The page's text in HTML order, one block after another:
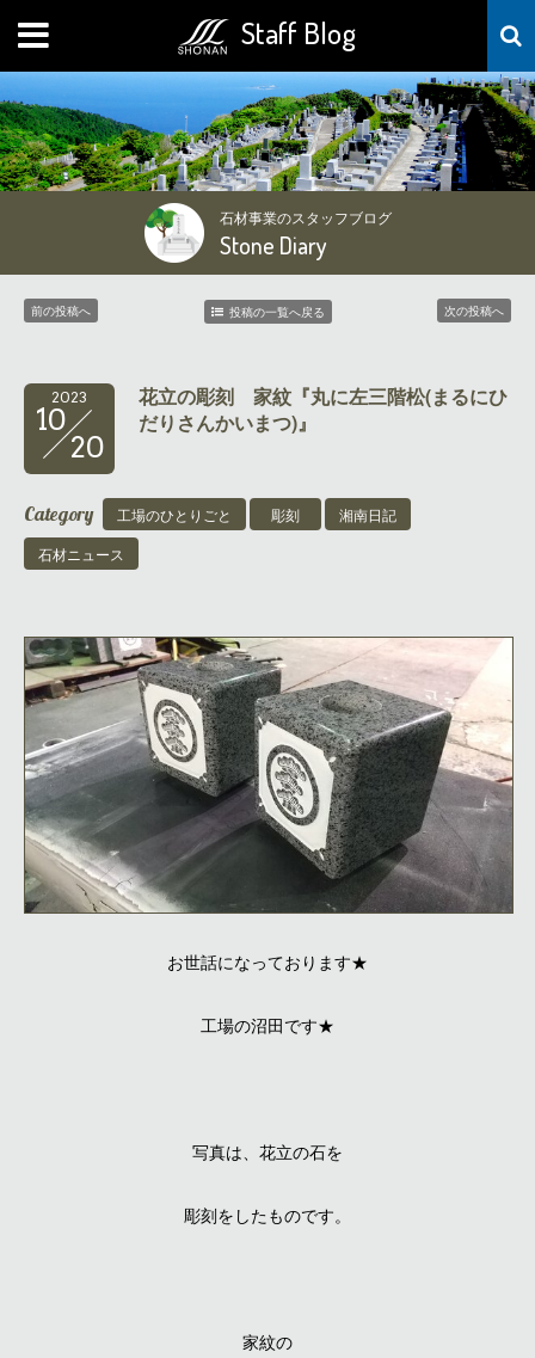
Staff Blog
MENU
石材事業のスタッフブログ
Stone Diary
前の投稿へ 投稿の一覧へ戻る 次の投稿へ
2023
10
20
花立の彫刻 家紋『丸に左三階松(まるにひ
だりさんかいまつ)』
Category 工場のひとりごと 彫刻
湘南日記
石材ニュース
お世話になっております★
工場の沼田です★
写真は、花立の石を
彫刻をしたものです。
家紋の